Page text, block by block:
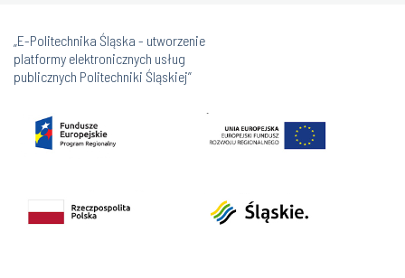
„E-Politechnika Śląska - utworzenie
platformy elektronicznych usług
publicznych Politechniki Śląskiej”